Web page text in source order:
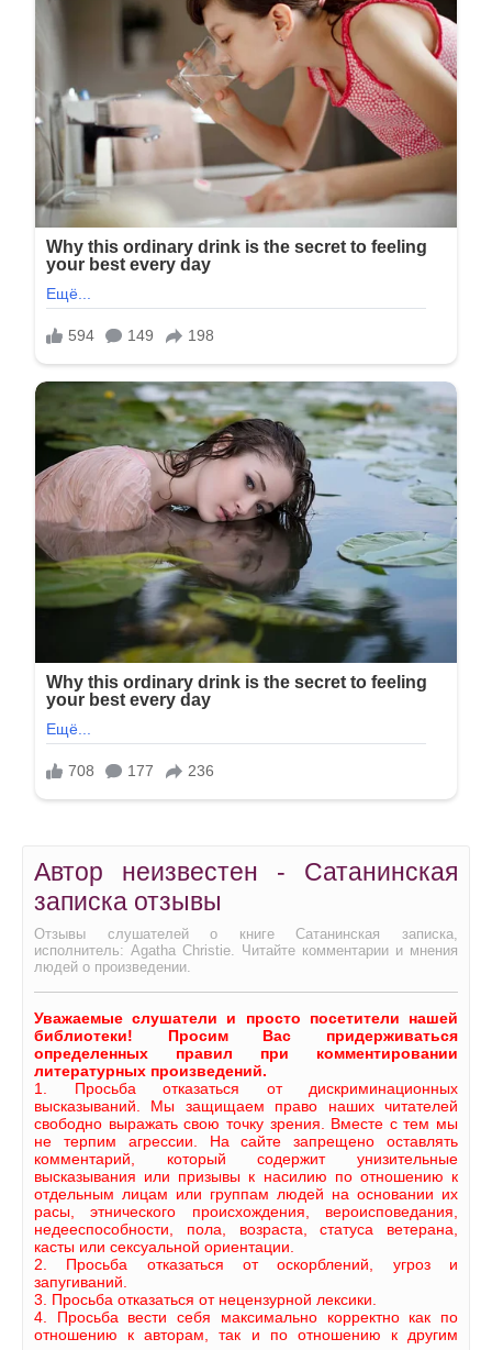
Автор неизвестен - Сатанинская
записка отзывы
Отзывы слушателей о книге Сатанинская записка,
исполнитель: Agatha Christie. Читайте комментарии и мнения
людей о произведении.
Уважаемые слушатели и просто посетители нашей
библиотеки! Просим Вас придерживаться
определенных правил при комментировании
литературных произведений.
1. Просьба отказаться от дискриминационных
высказываний. Мы защищаем право наших читателей
свободно выражать свою точку зрения. Вместе с тем мы
не терпим агрессии. На сайте запрещено оставлять
комментарий, который содержит унизительные
высказывания или призывы к насилию по отношению к
отдельным лицам или группам людей на основании их
расы, этнического происхождения, вероисповедания,
недееспособности, пола, возраста, статуса ветерана,
касты или сексуальной ориентации.
2. Просьба отказаться от оскорблений, угроз и
запугиваний.
3. Просьба отказаться от нецензурной лексики.
4. Просьба вести себя максимально корректно как по
отношению к авторам, так и по отношению к другим